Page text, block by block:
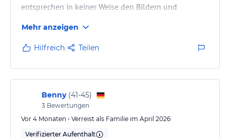
entsprechen in keiner Weise den Bildern und
An der Rezeption wurde uns erklärt, dass wir
sogenannte „Economy“-Zimmer gebucht hätten, die
sich deutlich von den auf der Website gezeigten
Doppelzimmern unterscheiden. Besonders
problematisch: Diese Zimmer werden vom Hotel
selbst offenbar gar nicht angeboten, sondern…
Mehr anzeigen
Hilfreich Teilen
Benny (41-45)
3 Bewertungen
Vor 4 Monaten • Verreist als Familie im April 2026
Verifizierter Aufenthalt